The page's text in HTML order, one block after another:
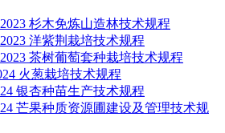
杉木免炼山造林技术规程
洋紫荆栽培技术规程
茶树葡萄套种栽培技术规程
火葱栽培技术规程
银杏种苗生产技术规程
芒果种质资源圃建设及管理技术规